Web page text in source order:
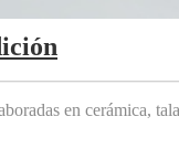
en cerámica,